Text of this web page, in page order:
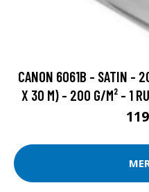
CANON 6061B - SATIN -
X 30 M) - 200 G/M² - 1